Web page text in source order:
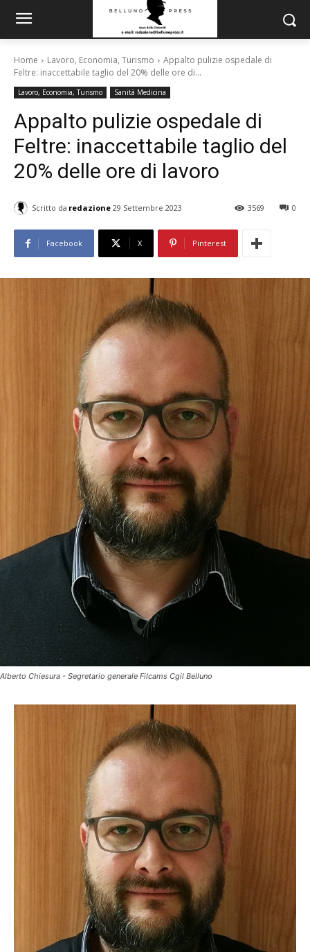
Home Lavoro, Economia, Turismo
Appalto pulizie ospedale di
Feltre: inaccettabile taglio del 20% delle ore di...
Lavoro, Economia, Turismo Sanità Medicina
Appalto pulizie ospedale di
Feltre: inaccettabile taglio del
20% delle ore di lavoro
Scritto da redazione 29 Settembre 2023 0
3569
Facebook X Pinterest
Alberto Chiesura - Segretario generale Filcams Cgil Belluno